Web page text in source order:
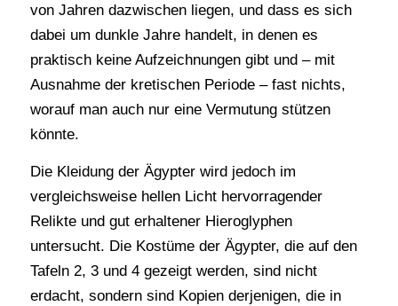
von Jahren dazwischen liegen, und dass es sich
dabei um dunkle Jahre handelt, in denen es
praktisch keine Aufzeichnungen gibt und – mit
Ausnahme der kretischen Periode – fast nichts,
worauf man auch nur eine Vermutung stützen
könnte.
Die Kleidung der Ägypter wird jedoch im
vergleichsweise hellen Licht hervorragender
Relikte und gut erhaltener Hieroglyphen
untersucht. Die Kostüme der Ägypter, die auf den
Tafeln 2, 3 und 4 gezeigt werden, sind nicht
erdacht, sondern sind Kopien derjenigen, die in